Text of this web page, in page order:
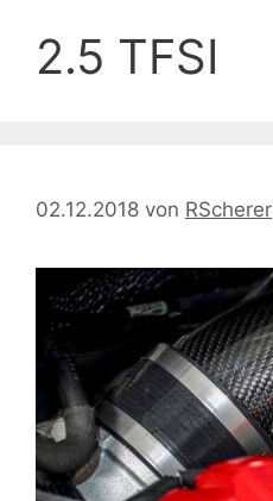
2.5 TFSI
02.12.2018 von RScherer